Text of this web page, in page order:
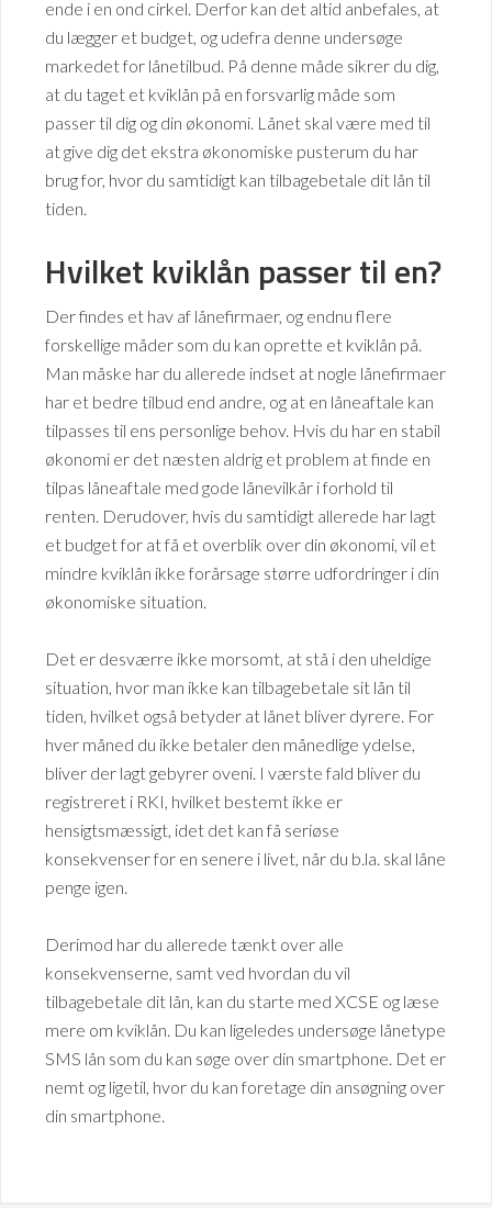
ende i en ond cirkel. Derfor kan det altid anbefales, at
du lægger et budget, og udefra denne undersøge
markedet for lånetilbud. På denne måde sikrer du dig,
at du taget et kviklån på en forsvarlig måde som
passer til dig og din økonomi. Lånet skal være med til
at give dig det ekstra økonomiske pusterum du har
brug for, hvor du samtidigt kan tilbagebetale dit lån til
tiden.
Hvilket kviklån passer til en?
Der findes et hav af lånefirmaer, og endnu flere
forskellige måder som du kan oprette et kviklån på.
Man måske har du allerede indset at nogle lånefirmaer
har et bedre tilbud end andre, og at en låneaftale kan
tilpasses til ens personlige behov. Hvis du har en stabil
økonomi er det næsten aldrig et problem at finde en
tilpas låneaftale med gode lånevilkår i forhold til
renten. Derudover, hvis du samtidigt allerede har lagt
et budget for at få et overblik over din økonomi, vil et
mindre kviklån ikke forårsage større udfordringer i din
økonomiske situation.
Det er desværre ikke morsomt, at stå i den uheldige
situation, hvor man ikke kan tilbagebetale sit lån til
tiden, hvilket også betyder at lånet bliver dyrere. For
hver måned du ikke betaler den månedlige ydelse,
bliver der lagt gebyrer oveni. I værste fald bliver du
registreret i RKI, hvilket bestemt ikke er
hensigtsmæssigt, idet det kan få seriøse
konsekvenser for en senere i livet, når du b.la. skal låne
penge igen.
Derimod har du allerede tænkt over alle
konsekvenserne, samt ved hvordan du vil
tilbagebetale dit lån, kan du starte med XCSE og læse
mere om kviklån. Du kan ligeledes undersøge lånetype
SMS lån som du kan søge over din smartphone. Det er
nemt og ligetil, hvor du kan foretage din ansøgning over
din smartphone.